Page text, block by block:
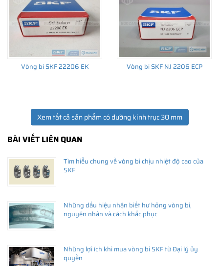
Vòng bi SKF 22206 EK Vòng bi SKF NJ 2206 ECP
Xem tất cả sản phẩm có đường kính trục 30 mm
BÀI VIẾT LIÊN QUAN
Tìm hiểu chung về vòng bi chịu nhiệt độ cao của
SKF
Những dấu hiệu nhận biết hư hỏng vòng bi,
nguyên nhân và cách khắc phục
Những lợi ích khi mua vòng bi SKF từ Đại lý ủy
quyền